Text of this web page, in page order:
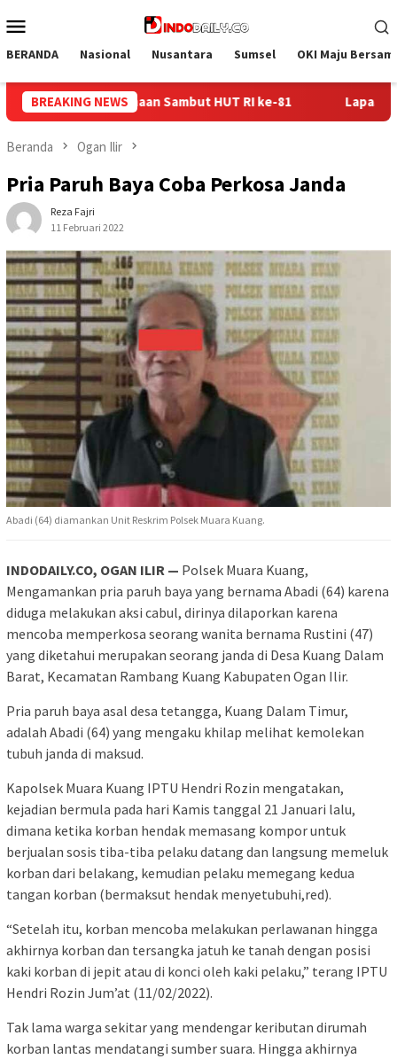
ke
Mobile
BERANDA Nasional Nusantara Sumsel OKI Maju
BREAKING NEWS
Lapas Sekayu Gandeng Kwarcab Muba Berikan Materi
Beranda Ogan Ilir
Pria Paruh Baya Coba Perkosa Janda
Reza Fajri
11 Februari 2022
Abadi (64) diamankan Unit Reskrim Polsek Muara Kuang.
INDODAILY.CO, OGAN ILIR — Polsek Muara Kuang,
Mengamankan pria paruh baya yang bernama Abadi (64) karena
diduga melakukan aksi cabul, dirinya dilaporkan karena
mencoba memperkosa seorang wanita bernama Rustini (47)
yang diketahui merupakan seorang janda di Desa Kuang Dalam
Barat, Kecamatan Rambang Kuang Kabupaten Ogan Ilir.
Pria paruh baya asal desa tetangga, Kuang Dalam Timur,
adalah Abadi (64) yang mengaku khilap melihat kemolekan
tubuh janda di maksud.
Kapolsek Muara Kuang IPTU Hendri Rozin mengatakan,
kejadian bermula pada hari Kamis tanggal 21 Januari lalu,
dimana ketika korban hendak memasang kompor untuk
berjualan sosis tiba-tiba pelaku datang dan langsung memeluk
korban dari belakang, kemudian pelaku memegang kedua
tangan korban (bermaksut hendak menyetubuhi,red).
“Setelah itu, korban mencoba melakukan perlawanan hingga
akhirnya korban dan tersangka jatuh ke tanah dengan posisi
kaki korban di jepit atau di konci oleh kaki pelaku,” terang IPTU
Hendri Rozin Jum’at (11/02/2022).
Tak lama warga sekitar yang mendengar keributan dirumah
korban lantas mendatangi sumber suara. Hingga akhirnya